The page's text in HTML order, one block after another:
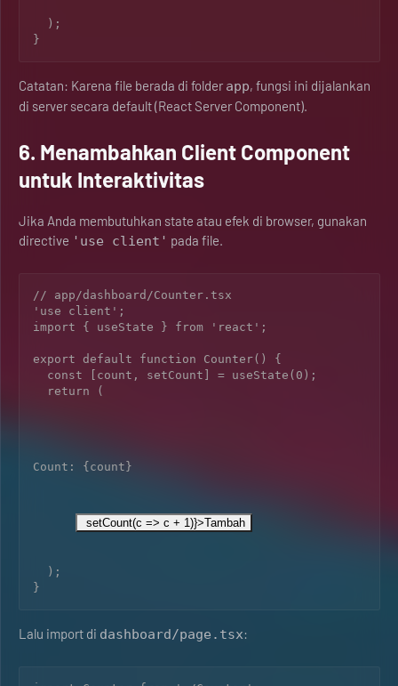
}
Catatan: Karena file berada di folder app, fungsi ini dijalankan
di server secara default (React Server Component).
6. Menambahkan Client Component
untuk Interaktivitas
Jika Anda membutuhkan state atau efek di browser, gunakan
directive 'use client' pada file.
// app/dashboard/Counter.tsx
'use client';
import { useState } from 'react';
export default function Counter() {
Count: {count}
setCount(c => c + 1)}>Tambah
Lalu import di dashboard/page.tsx: